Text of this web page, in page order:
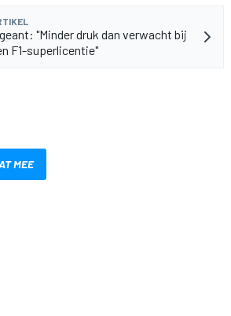
"Minder druk dan verwacht bij
F1-superlicentie"
MEE